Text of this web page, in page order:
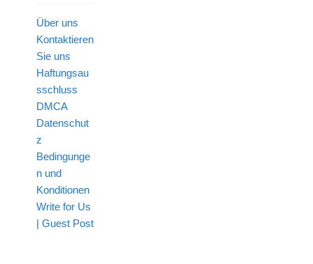
Über uns
Kontaktieren
Sie uns
Haftungsau
sschluss
DMCA
Datenschut
z
Bedingunge
n und
Konditionen
Write for Us
| Guest Post